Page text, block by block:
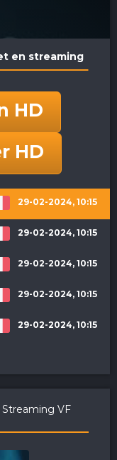
en streaming
HD
HD
29-02-2024, 10:15
29-02-2024, 10:15
29-02-2024, 10:15
29-02-2024, 10:15
29-02-2024, 10:15
VF